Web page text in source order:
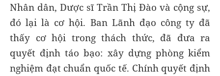
Nhân dân, Dược sĩ Trần Thị Đào và cộng sự,
đó lại là cơ hội. Ban Lãnh đạo công ty đã
thấy cơ hội trong thách thức, đã đưa ra
quyết định táo bạo: xây dựng phòng kiểm
nghiệm đạt chuẩn quốc tế. Chính quyết định